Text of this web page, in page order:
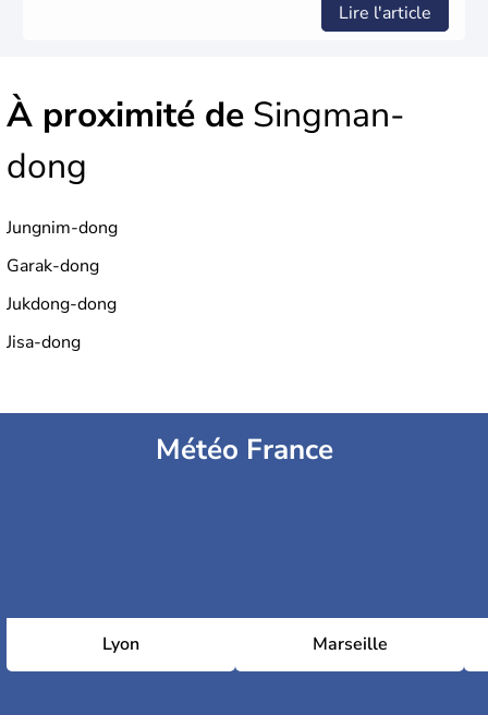
Lire l'article
À proximité de Singman-
dong
Jungnim-dong
Garak-dong
Jukdong-dong
Jisa-dong
Météo France
Lyon Marseille